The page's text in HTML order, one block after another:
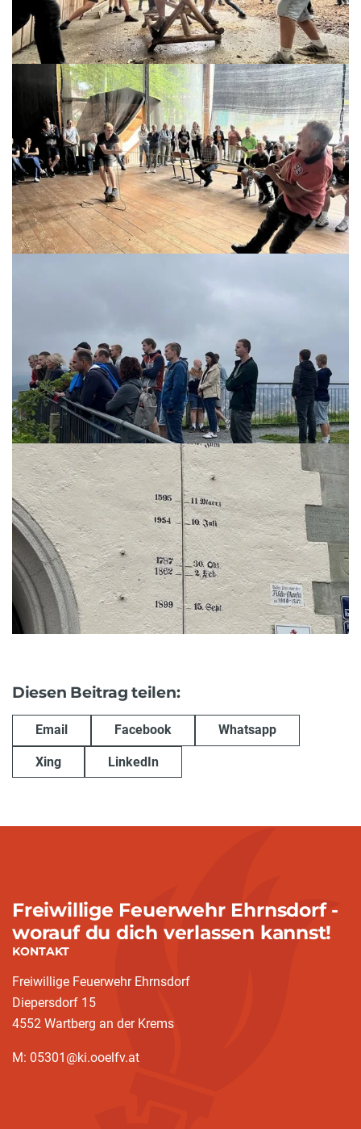
Diesen Beitrag teilen:
Email Facebook Whatsapp
Xing LinkedIn
Freiwillige Feuerwehr Ehrnsdorf -
worauf du dich verlassen kannst!
KONTAKT
Freiwillige Feuerwehr Ehrnsdorf
Diepersdorf 15
4552 Wartberg an der Krems
M: 05301@ki.ooelfv.at